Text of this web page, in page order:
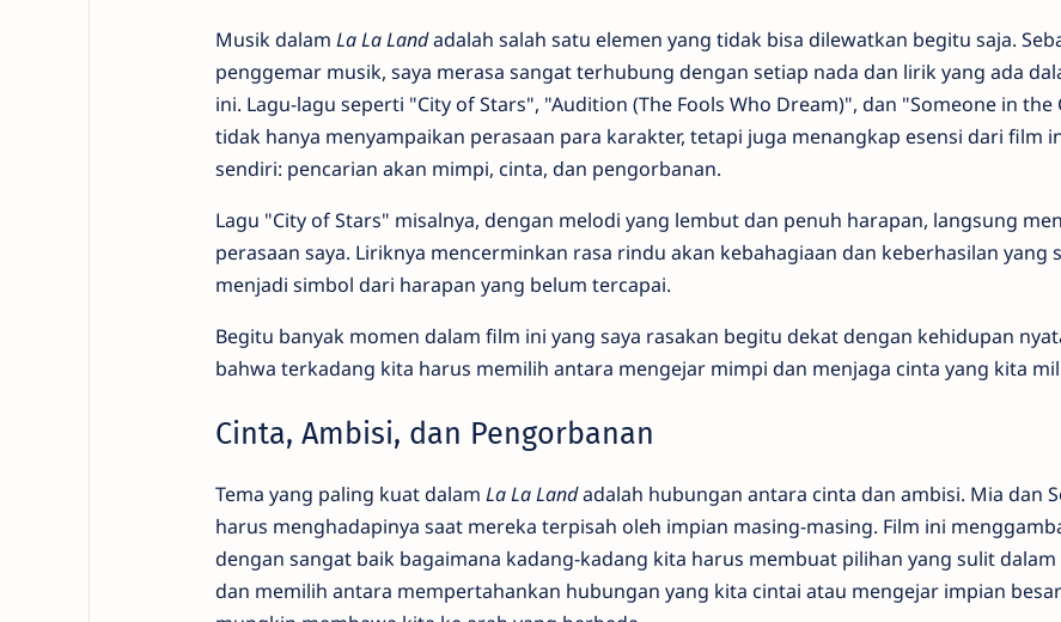
Musik dalam La La Landadalah salah satu elemen yang tidak bisa dilewatkan begitu saja.
penggemar musik, saya merasa sangat terhubung dengan setiap nada dan lirik yang ada
ini. Lagu-lagu seperti "City of Stars", "Audition (The Fools Who Dream)", dan "Someone in the
tidak hanya menyampaikan perasaan para karakter, tetapi juga menangkap esensi dari film
sendiri: pencarian akan mimpi, cinta, dan pengorbanan.
Lagu "City of Stars" misalnya, dengan melodi yang lembut dan penuh harapan, langsung
perasaan saya. Liriknya mencerminkan rasa rindu akan kebahagiaan dan keberhasilan yang
menjadi simbol dari harapan yang belum tercapai.
Begitu banyak momen dalam film ini yang saya rasakan begitu dekat dengan kehidupan
bahwa terkadang kita harus memilih antara mengejar mimpi dan menjaga cinta yang kita
Cinta, Ambisi, dan Pengorbanan
Tema yang paling kuat dalam La La Landadalah hubungan antara cinta dan ambisi. Mia dan
harus menghadapinya saat mereka terpisah oleh impian masing-masing. Film ini
dengan sangat baik bagaimana kadang-kadang kita harus membuat pilihan yang sulit
dan memilih antara mempertahankan hubungan yang kita cintai atau mengejar impian